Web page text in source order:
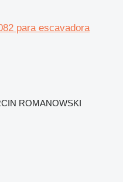
para escavadora
ROMANOWSKI